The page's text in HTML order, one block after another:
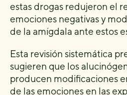
estas drogas redujeron el
emociones negativas y
de la amígdala ante estos
Esta revisión sistemática
sugieren que los
producen modificaciones
de las emociones en las